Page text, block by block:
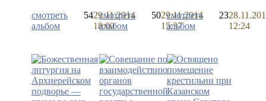
смотреть
альбом
5429.11.2014
18:00
смотреть
альбом
5029.11.2014
15:37
смотреть
альбом
23
12:24